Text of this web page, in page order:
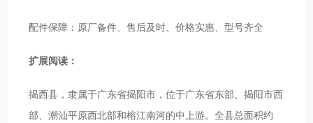
配件保障：原厂备件、售后及时、价格实惠、型号齐全
扩展阅读：
揭西县，隶属于广东省揭阳市，位于广东省东部、揭阳市西
部、潮汕平原西北部和榕江南河的中上游。全县总面积约